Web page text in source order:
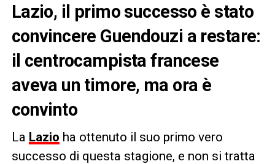
Lazio, il primo successo è stato
convincere Guendouzi a restare:
il centrocampista francese
aveva un timore, ma ora è
convinto
La Lazio ha ottenuto il suo primo vero
successo di questa stagione, e non si tratta